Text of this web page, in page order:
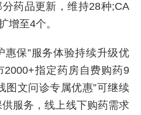
药品更新，维持28种;CA
增至4个。
保”服务体验持续升级优
2000+指定药房自费购药9
图文问诊专属优惠”可继续
服务，线上线下购药需求